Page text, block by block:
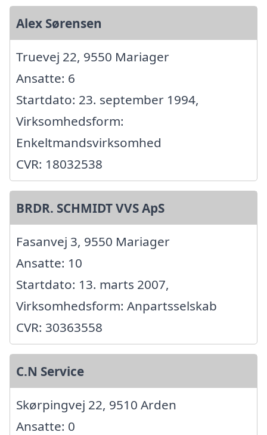
Alex Sørensen
Truevej 22, 9550 Mariager
Ansatte: 6
Startdato: 23. september 1994,
Virksomhedsform:
Enkeltmandsvirksomhed
CVR: 18032538
BRDR. SCHMIDT VVS ApS
Fasanvej 3, 9550 Mariager
Ansatte: 10
Startdato: 13. marts 2007,
Virksomhedsform: Anpartsselskab
CVR: 30363558
C.N Service
Skørpingvej 22, 9510 Arden
Ansatte: 0